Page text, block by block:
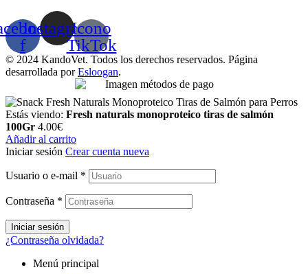
f
InstagramIcono
TikTok
© 2024 KandoVet. Todos los derechos reservados. Página
desarrollada porEsloogan.
Estás viendo: Fresh naturals monoproteico tiras de salmón
100Gr 4.00€
Añadir al carrito
Iniciar sesión Crear cuenta nueva
Usuario o e-mail *
Contraseña *
Iniciar sesión
¿Contraseña olvidada?
Menú principal